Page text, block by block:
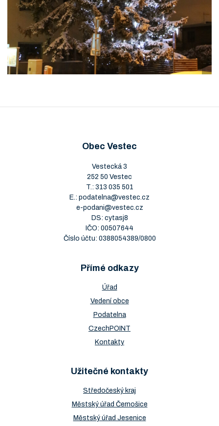
Obec Vestec
Vestecká 3
252 50 Vestec
T.: 313 035 501
E.: podatelna@vestec.cz
e-podani@vestec.cz
DS: cytasj8
IČO: 00507644
Číslo účtu: 0388054389/0800
Přímé odkazy
Úřad
Vedení obce
Podatelna
CzechPOINT
Kontakty
Užitečné kontakty
Středočeský kraj
Městský úřad Černošice
Městský úřad Jesenice